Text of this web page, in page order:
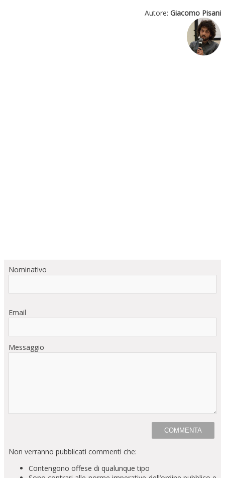
Autore: Giacomo Pisani
Nominativo
Email
Messaggio
Non verranno pubblicati commenti che:
Contengono offese di qualunque tipo